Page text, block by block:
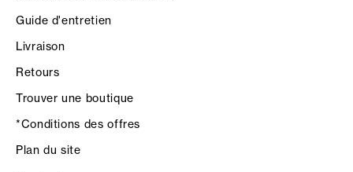
Guide d'entretien
Livraison
Retours
Trouver une boutique
*Conditions des offres
Plan du site